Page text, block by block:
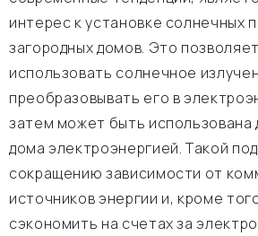
интерес к установке солнечных
загородных домов. Это
использовать солнечное
преобразовывать его в
затем может быть использована
дома электроэнергией. Такой
сокращению зависимости от
источников энергии и, кроме
сэкономить на счетах за